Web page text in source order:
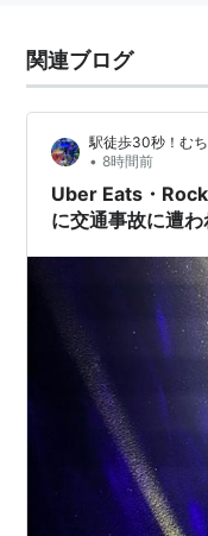
関連ブログ
駅徒歩30秒！む
• 8時間前
Uber Eats・
に交通事故に遭